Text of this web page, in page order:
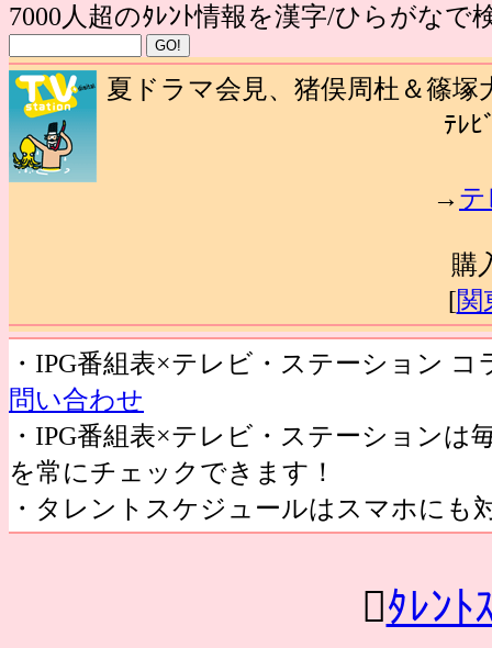
7000人超のﾀﾚﾝﾄ情報を漢字/ひらがなで
夏ドラマ会見、猪俣周杜＆篠塚
ﾃﾚﾋ
→
購
[関
・IPG番組表×テレビ・ステーション
問い合わせ
・IPG番組表×テレビ・ステーション
を常にチェックできます！
・タレントスケジュールはスマホにも
ﾀﾚﾝﾄ